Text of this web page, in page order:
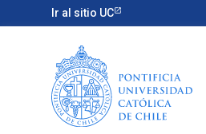
Ir al sitio UC